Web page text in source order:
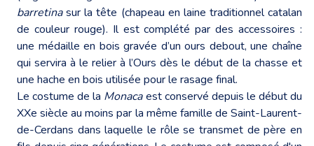
barretinasur la tête (chapeau en laine traditionnel catalan
de couleur rouge). Il est complété par des accessoires :
une médaille en bois gravée d’un ours debout, une chaîne
qui servira à le relier à l’Ours dès le début de la chasse et
une hache en bois utilisée pour le rasage final.
Le costume de la Monacaest conservé depuis le début du
XXe siècle au moins par la même famille de Saint-Laurent-
de-Cerdans dans laquelle le rôle se transmet de père en